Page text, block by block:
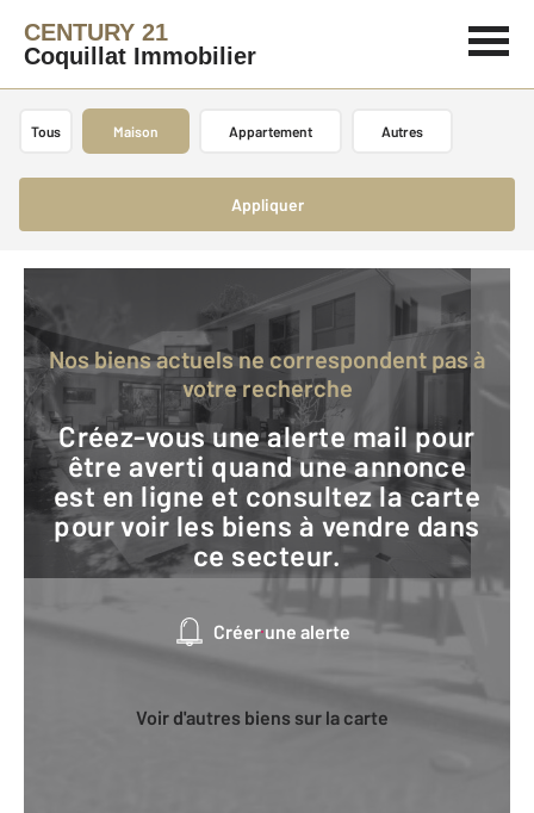
CENTURY 21
Coquillat Immobilier
Tous Maison Appartement Autres
Appliquer
Nos biens actuels ne correspondent pas à
votre recherche
Créez-vous une alerte mail pour
être averti quand une annonce
est en ligne et consultez la carte
pour voir les biens à vendre dans
ce secteur.
Créer une alerte
Voir d'autres biens sur la carte